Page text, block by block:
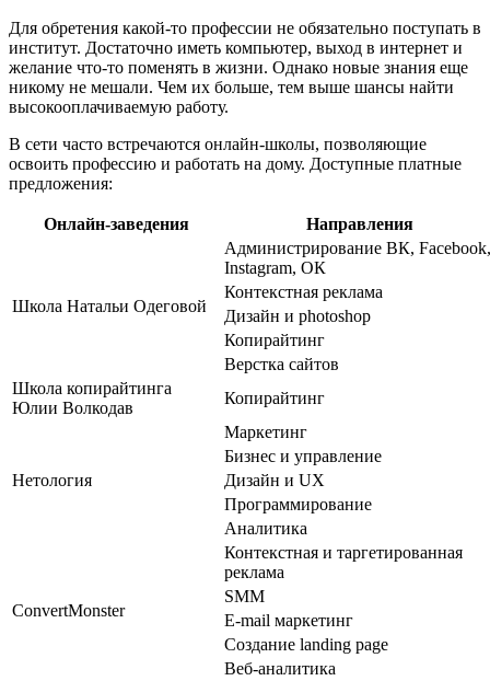
Для обретения какой-то профессии не обязательно поступать в
институт. Достаточно иметь компьютер, выход в интернет и
желание что-то поменять в жизни. Однако новые знания еще
никому не мешали. Чем их больше, тем выше шансы найти
высокооплачиваемую работу.
В сети часто встречаются онлайн-школы, позволяющие
освоить профессию и работать на дому. Доступные платные
предложения:
Онлайн-заведения Направления
Школа Натальи Одеговой
Администрирование ВК, Facebook,
Instagram, ОК
Контекстная реклама
Дизайн и photoshop
Копирайтинг
Верстка сайтов
Школа копирайтинга
Юлии Волкодав
Копирайтинг
Нетология
Маркетинг
Бизнес и управление
Дизайн и UX
Программирование
Аналитика
ConvertMonster
Контекстная и таргетированная
реклама
SMM
E-mail маркетинг
Создание landing page
Веб-аналитика